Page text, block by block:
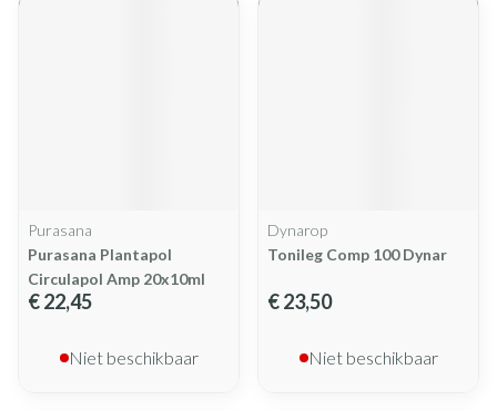
Purasana
Purasana Plantapol
Circulapol Amp 20x10ml
€ 22,45
Niet beschikbaar
Dynarop
Tonileg Comp 100 Dynar
€ 23,50
Niet beschikbaar